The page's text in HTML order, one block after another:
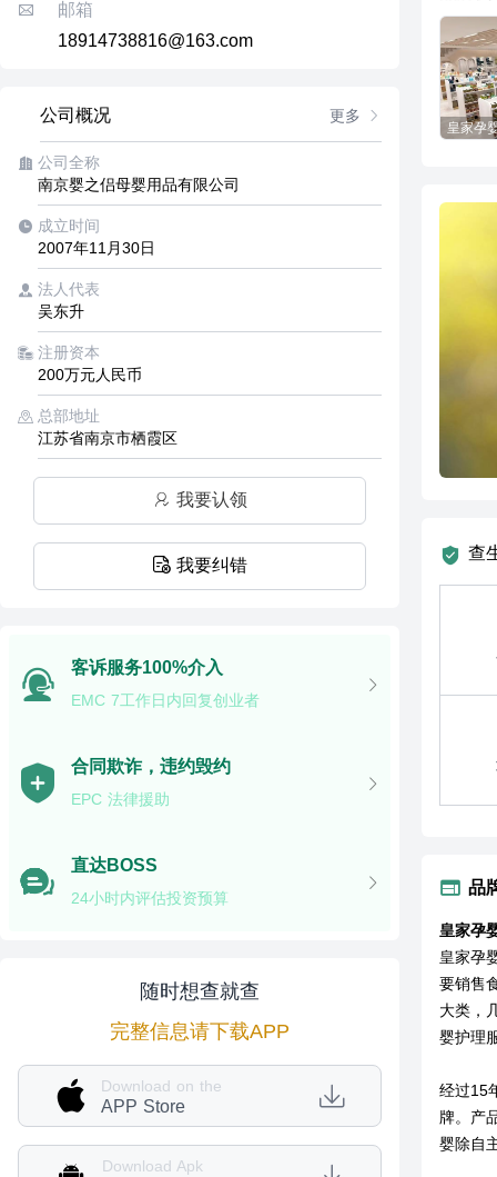
邮箱
18914738816@163.com
公司概况 更多
公司全称
南京婴之侣母婴用品有限公司
成立时间
2007年11月30日
法人代表
吴东升
注册资本
200万元人民币
总部地址
江苏省南京市栖霞区
我要认领
我要纠错
客诉服务100%介入
EMC 7工作日内回复创业者
合同欺诈，违约毁约
EPC 法律援助
直达BOSS
24小时内评估投资预算
随时想查就查
完整信息请下载APP
Download on the
APP Store
Download Apk
查
品
皇家孕
皇家孕
要销售
大类，
婴护理
经过15
牌。产
婴除自